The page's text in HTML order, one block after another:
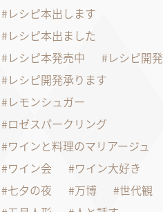
レシピ本出します
レシピ本出ました
レシピ本発売中
レシピ開発
レシピ開発承ります
レモンシュガー
ロゼスパークリング
ワインと料理のマリアージュ
ワイン会
ワイン大好き
七夕の夜
万博
世代観